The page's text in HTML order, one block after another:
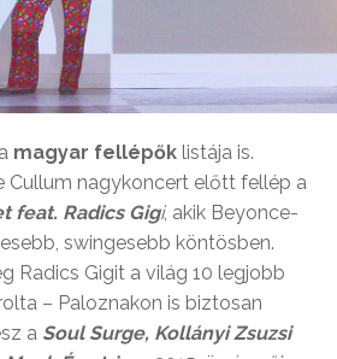
magyar fellépők listája is.
Cullum nagykoncert előtt fellép a
feat. Radics Gigi, akik Beyonce-
swingesebb köntösben.
Radics Gigit a világ 10 legjobb
– Paloznakon is biztosan
a Soul Surge, Kollányi Zsuzsi